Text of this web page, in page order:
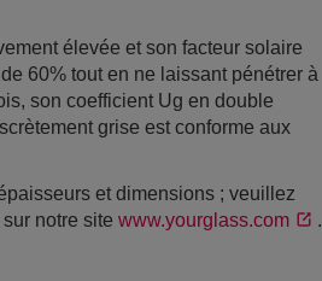
élevée et son facteur solaire
60% tout en ne laissant pénétrer à
son coefficient Ug en double
grise est conforme aux
et dimensions ; veuillez
notre site www.yourglass.com .